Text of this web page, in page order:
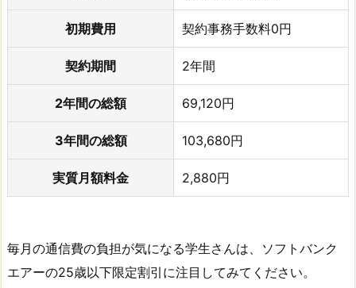
初期費用 契約事務手数料0円
契約期間 2年間
2年間の総額 69,120円
3年間の総額 103,680円
実質月額料金 2,880円
毎月の通信費の負担が気になる学生さんは、ソフトバンク
エアーの25歳以下限定割引に注目してみてください。